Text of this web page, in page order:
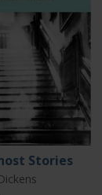
Stories